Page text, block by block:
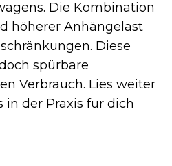
Die Kombination
höherer Anhängelast
Diese
spürbare
Verbrauch. Lies weiter
in der Praxis für dich